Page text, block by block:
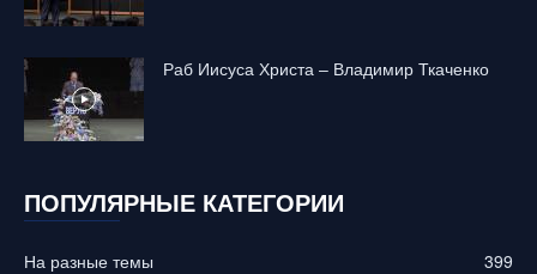
Раб Иисуса Христа – Владимир Ткаченко
ПОПУЛЯРНЫЕ КАТЕГОРИИ
На разные темы
399